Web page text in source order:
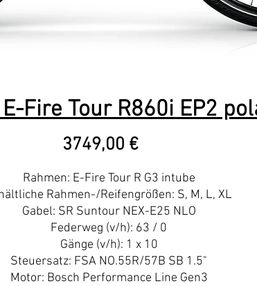
E-Fire Tour R860i EP2
3749,00 €Precio
Rahmen: E-Fire Tour R G3 intube
Rahmen-/Reifengrößen: S, M, L, XL
Gabel: SR Suntour NEX-E25 NLO
Federweg (v/h): 63 / 0
Gänge (v/h): 1 x 10
Steuersatz: FSA NO.55R/57B SB 1.5"
Motor: Bosch Performance Line Gen3